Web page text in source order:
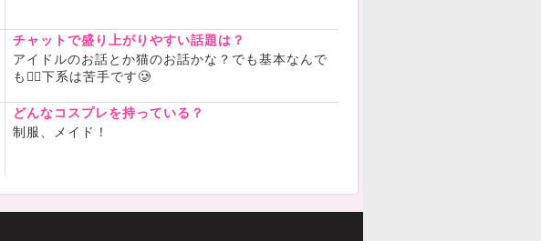
チャットで盛り上がりやすい話題は？
アイドルのお話とか猫のお話かな？でも基本なんで
も🙆‍♀️下系は苦手です🥲
どんなコスプレを持っている？
制服、メイド！